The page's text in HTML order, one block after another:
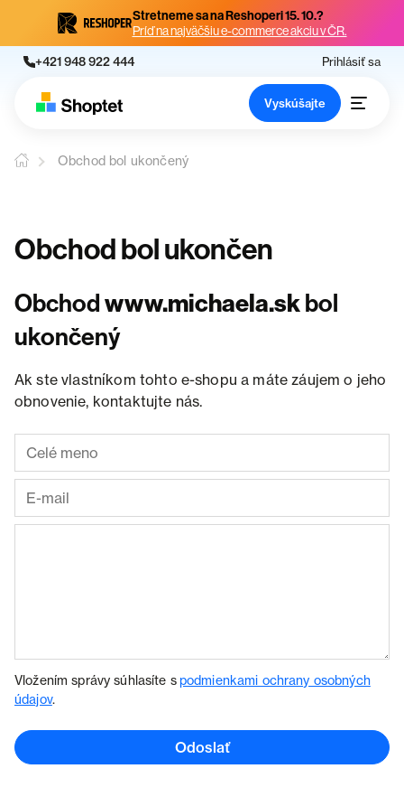
Stretneme sa na Reshoperi 15. 10.?
Príď na najväčšiu e-commerce akciu v ČR.
+421 948 922 444 Prihlásiť sa
Vyskúšajte
Obchod bol ukončený
Obchod bol ukončen
Obchodwww.michaela.skbol
ukončený
Ak ste vlastníkom tohto e-shopu a máte záujem o jeho
obnovenie, kontaktujte nás.
Vložením správy súhlasíte spodmienkami ochrany osobných
údajov.
Odoslať